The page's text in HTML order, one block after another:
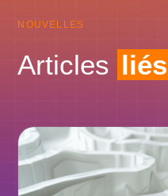
NOUVELLES
Articles liés